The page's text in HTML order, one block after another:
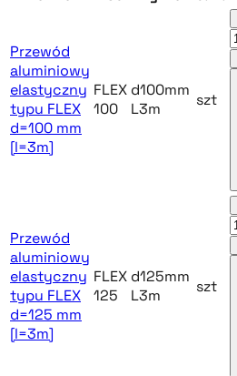
Przewód
aluminiowy
elastyczny
typu FLEX
d=100 mm
[l=3m]
FLEX
100
d100mm
L3m
szt
Przewód
aluminiowy
elastyczny
typu FLEX
d=125 mm
[l=3m]
FLEX
125
d125mm
L3m
szt